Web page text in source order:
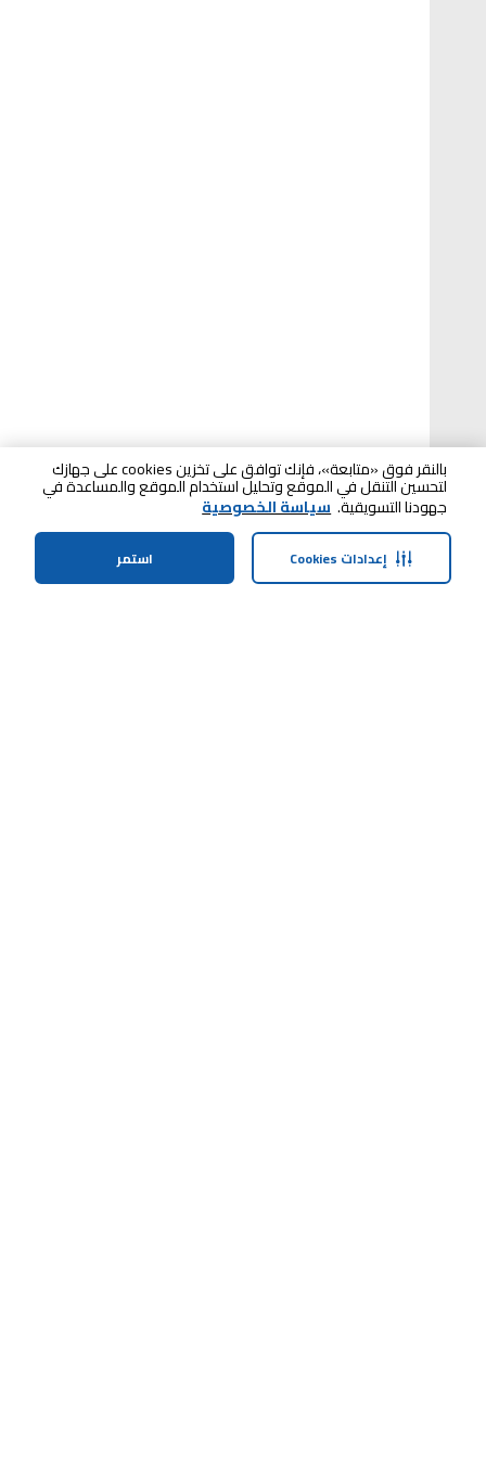
بالنقر فوق «متابعة»، فإنك توافق على تخزين cookies على جهازك
لتحسين التنقل في الموقع وتحليل استخدام الموقع والمساعدة في
جهودنا التسويقية. سياسة الخصوصية
استمر إعدادات Cookies
الرئيسية الفئات الملف الشخصي سلة التسوق